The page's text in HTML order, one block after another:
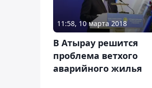
11:58, 10 марта 2018
В Атырау решится
проблема ветхого
аварийного жилья